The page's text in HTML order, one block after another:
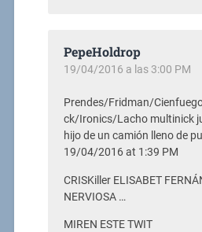
PepeHoldrop
19/04/2016 a las 3:00 PM
Prendes/Fridman/
ck/Ironics/Lacho multinick
hijo de un camión lleno de
19/04/2016 at 1:39 PM
CRISKiller ELISABET
NERVIOSA …
MIREN ESTE TWIT